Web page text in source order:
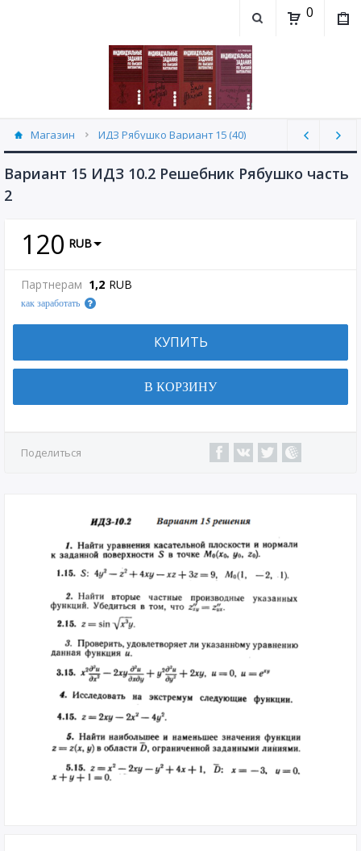
0
Магазин ИДЗ Рябушко Вариант 15 (40)
Вариант 15 ИДЗ 10.2 Решебник Рябушко часть
2
120 RUB
Партнерам 1,2 RUB
как заработать
КУПИТЬ
В КОРЗИНУ
Поделиться